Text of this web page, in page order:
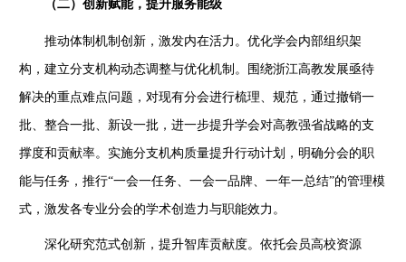
（二）创新赋能，提升服务能级
推动体制机制创新，激发内在活力。优化学会内部组织架
构，建立分支机构动态调整与优化机制。围绕浙江高教发展亟待
解决的重点难点问题，对现有分会进行梳理、规范，通过撤销一
批、整合一批、新设一批，进一步提升学会对高教强省战略的支
撑度和贡献率。实施分支机构质量提升行动计划，明确分会的职
能与任务，推行“一会一任务、一会一品牌、一年一总结”的管理模
式，激发各专业分会的学术创造力与职能效力。
深化研究范式创新，提升智库贡献度。依托会员高校资源